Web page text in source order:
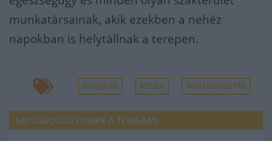
munkatársainak, akik ezekben a nehéz
napokban is helytállnak a terepen.
IDŐJÁRÁS MELEG HŐSÉGRIASZTÁS
KAPCSOLÓDÓ CIKKEK A TÉMÁBAN